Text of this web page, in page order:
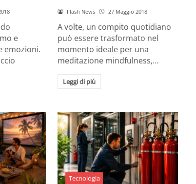
e
emozioni.
Flash News 27 Maggio 2018
A volte, un compito quotidiano
può essere trasformato nel
momento ideale per una
meditazione mindfulness,…
Leggi di più
Tecnologia